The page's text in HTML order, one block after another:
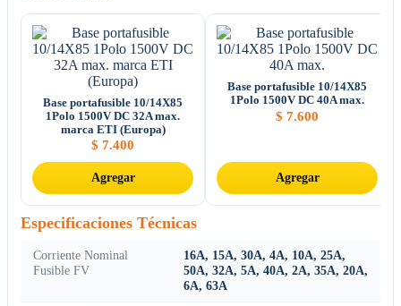
Base portafusible 10/14X85
1Polo 1500V DC 32A max.
marca ETI (Europa)
$ 7.400
Agregar
Base portafusible 10/14X85
1Polo 1500V DC 40A max.
$ 7.600
Agregar
Especificaciones Técnicas
Corriente Nominal
Fusible FV
16A, 15A, 30A, 4A, 10A, 25A,
50A, 32A, 5A, 40A, 2A, 35A, 20A,
6A, 63A